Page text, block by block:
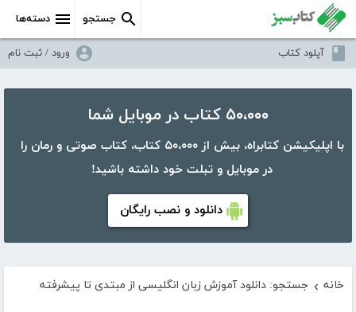
دسته‌ها جستجو
آپلود کتاب ورود / ثبت نام
۵۰،۰۰۰ کتاب در موبایل شما
با اپلیکیشن کتابراه، بیش از ۵۰،۰۰۰ کتاب، کتاب صوتی و رمان را
در موبایل و تبلت خود داشته باشید!
دانلود و نصب رایگان
خانه › جستجو: دانلود آموزش زبان انگلیسی از مبتدی تا پیشرفته